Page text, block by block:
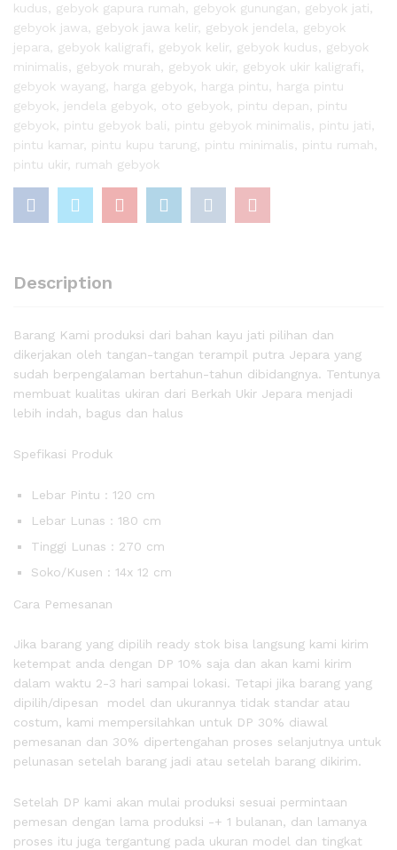
kudus
gebyok gapura rumah gebyok gunungan gebyok jati
gebyok jawa
gebyok jawa kelir, gebyok jendela
gebyok
jepara
gebyok kaligrafi gebyok kelir, gebyok kudus
gebyok
minimalis
gebyok murah gebyok ukir, gebyok ukir kaligrafi
gebyok wayang
harga gebyok harga pintu
harga pintu
gebyok
jendela gebyok oto gebyok pintu depan
pintu
gebyok
pintu gebyok bali pintu gebyok minimalis pintu jati
pintu kamar, pintu kupu tarung pintu minimalis pintu rumah
pintu ukir, rumah gebyok
Description
Barang Kami produksi dari bahan kayu jati pilihan dan
dikerjakan oleh tangan-tangan terampil putra Jepara yang
sudah berpengalaman bertahun-tahun dibidangnya. Tentunya
membuat kualitas ukiran dari Berkah Ukir Jepara menjadi
lebih indah, bagus dan halus
Spefikasi Produk
Lebar Pintu : 120 cm
Lebar Lunas : 180 cm
Tinggi Lunas : 270 cm
Soko/Kusen : 14x 12 cm
Cara Pemesanan
Jika barang yang dipilih ready stok bisa langsung kami kirim
ketempat anda dengan DP 10% saja dan akan kami kirim
dalam waktu 2-3 hari sampai lokasi. Tetapi jika barang yang
dipilih/dipesan model dan ukurannya tidak standar atau
costum, kami mempersilahkan untuk DP 30% diawal
pemesanan dan 30% dipertengahan proses selanjutnya untuk
pelunasan setelah barang jadi atau setelah barang dikirim.
Setelah DP kami akan mulai produksi sesuai permintaan
pemesan dengan lama produksi -+ 1 bulanan, dan lamanya
proses itu juga tergantung pada ukuran model dan tingkat